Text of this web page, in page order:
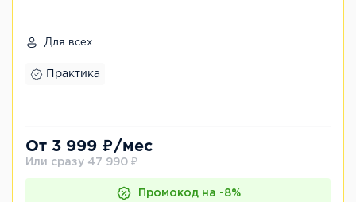
Для всех
Практика
От 3 999 ₽/мес
Или сразу 47 990 ₽
Промокод на -8%